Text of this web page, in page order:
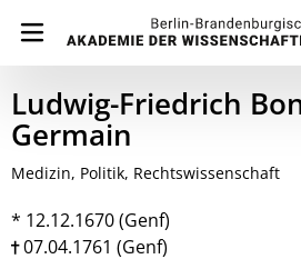
Ludwig-Friedrich
Germain
Medizin, Politik, Rechtswissenschaft
* 12.12.1670 (Genf)
07.04.1761 (Genf)